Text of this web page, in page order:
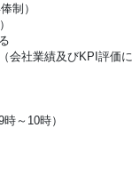
俸制）
会社業績及びKPI評価に
～10時）